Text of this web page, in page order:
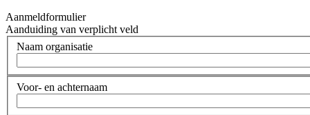
Aanmeldformulier
Aanduiding van verplicht veld
Naam organisatie
Voor- en achternaam